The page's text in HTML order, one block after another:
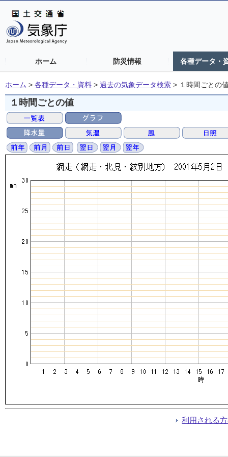
ホーム 防災情報 各種データ・
ホーム > 各種データ・資料 > 過去の気象データ検索 > １時間ごとの
１時間ごとの値
利用される